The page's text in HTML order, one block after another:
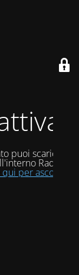
puoi scaricare
Radio
per ascoltarci!